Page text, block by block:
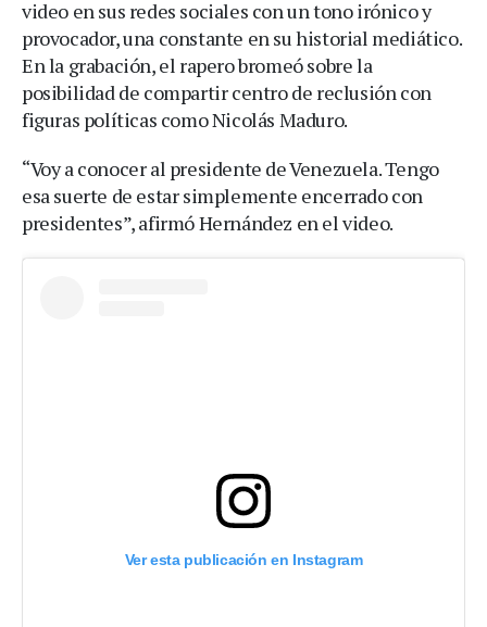
video en sus redes sociales con un tono irónico y
provocador, una constante en su historial mediático.
En la grabación, el rapero bromeó sobre la
posibilidad de compartir centro de reclusión con
figuras políticas como Nicolás Maduro.
“Voy a conocer al presidente de Venezuela. Tengo
esa suerte de estar simplemente encerrado con
presidentes”, afirmó Hernández en el video.
Ver esta publicación en Instagram